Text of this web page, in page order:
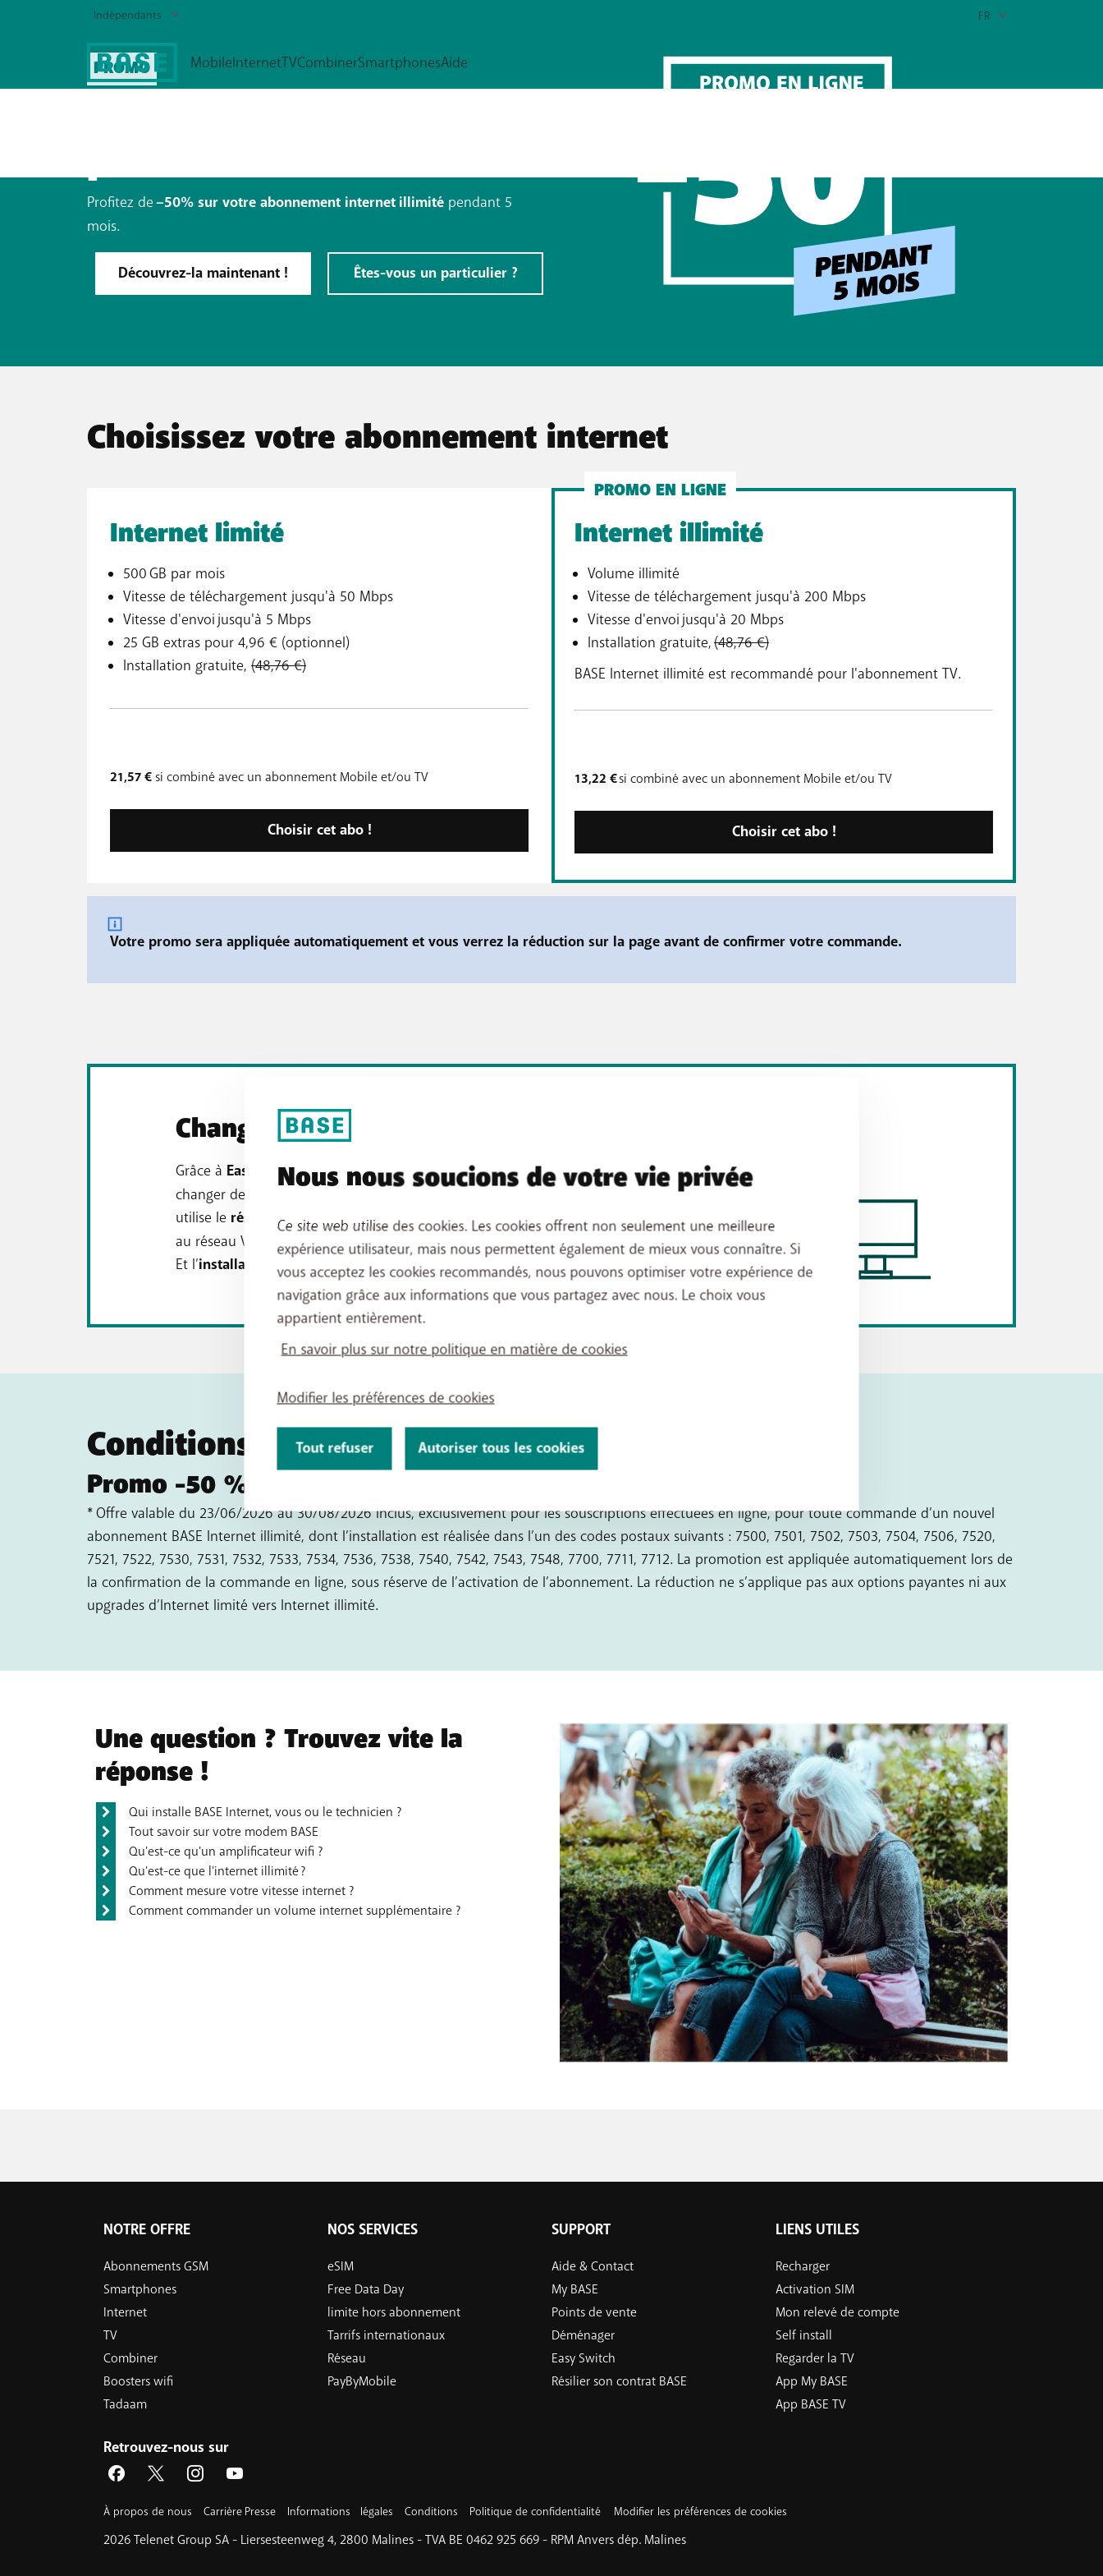
PROMO
Profitez de–50% sur votre abonnement internet illimité pendant 5
mois.
Découvrez-la maintenant ! Êtes-vous un particulier ?
Choisissez votre abonnement internet
Internet limité
500 GB par mois
Vitesse de téléchargement jusqu'à 50 Mbps
Vitesse d'envoi jusqu'à 5 Mbps
25 GB extras pour 4,96 € (optionnel)
Installation gratuite, (48,76 €)
21,57 € si combiné avec un abonnement Mobile et/ou TV
Choisir cet abo !
PROMO EN LIGNE
Internet illimité
Volume illimité
Vitesse de téléchargement jusqu'à 200 Mbps
Vitesse d'envoi jusqu'à 20 Mbps
Installation gratuite,(48,76 €)
BASE Internet illimité est recommandé pour l'abonnement TV.
13,22 €si combiné avec un abonnement Mobile et/ou TV
Choisir cet abo !
Votre promo sera appliquée automatiquement et vous verrez la réduction sur la page avant de confirmer votre commande.
Changez facilement de fournisseur !
Grâce à Easy Switch, il n’a jamais été aussi simple de
changer de fournisseur internet. Saviez-vous que BASE
utilise le réseau VOOà Tournai ? Si vous êtes déjà raccordé
au réseau VOO, le passage à BASE sera encore plus facile.
Et l’installation gratuite
Conditions
Promo -50 % pendant 5 mois
* Offre valable du 23/06/2026 au 30/08/2026 inclus, exclusivement pour les souscriptions effectuées en ligne, pour toute commande d’un nouvel
abonnement BASE Internet illimité, dont l’installation est réalisée dans l’un des codes postaux suivants : 7500, 7501, 7502, 7503, 7504, 7506, 7520,
7521, 7522, 7530, 7531, 7532, 7533, 7534, 7536, 7538, 7540, 7542, 7543, 7548, 7700, 7711, 7712. La promotion est appliquée automatiquement lors de
la confirmation de la commande en ligne, sous réserve de l’activation de l’abonnement. La réduction ne s’applique pas aux options payantes ni aux
upgrades d’Internet limité vers Internet illimité.
Une question ? Trouvez vite la
réponse !
Qui installe BASE Internet, vous ou le technicien ?
Tout savoir sur votre modem BASE
Qu'est-ce qu'un amplificateur wifi ?
Qu'est-ce que l'internet illimité ?
Comment mesure votre vitesse internet ?
Comment commander un volume internet supplémentaire ?
NOTRE OFFRE
Abonnements GSM
Smartphones
Internet
TV
Combiner
Boosters wifi
Tadaam
NOS SERVICES
eSIM
Free Data Day
limite hors abonnement
Tarrifs internationaux
Réseau
PayByMobile
SUPPORT
Aide & Contact
My BASE
Points de vente
Déménager
Easy Switch
Résilier son contrat BASE
LIENS UTILES
Recharger
Activation SIM
Mon relevé de compte
Self install
Regarder la TV
App My BASE
App BASE TV
Retrouvez-nous sur
À propos de nous Carrière Presse Informations légales Conditions Politique de confidentialité Modifier les préférences de cookies
2026 Telenet Group SA - Liersesteenweg 4, 2800 Malines - TVA BE 0462 925 669 - RPM Anvers dép. Malines
Nous nous soucions de votre vie privée
Ce site web utilise des cookies. Les cookies offrent non seulement une meilleure
expérience utilisateur, mais nous permettent également de mieux vous connaître. Si
vous acceptez les cookies recommandés, nous pouvons optimiser votre expérience de
navigation grâce aux informations que vous partagez avec nous. Le choix vous
appartient entièrement.
En savoir plus sur notre politique en matière de cookies
Modifier les préférences de cookies
Tout refuser Autoriser tous les cookies